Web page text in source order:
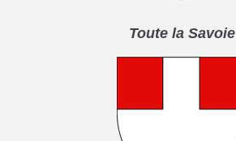
Toute la Savoie